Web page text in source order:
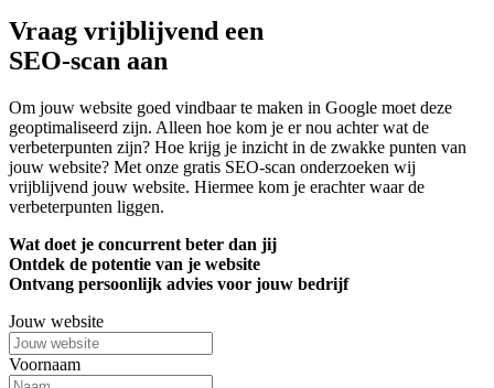
Vraag vrijblijvend een
SEO-scan aan
Om jouw website goed vindbaar te maken in Google moet deze
geoptimaliseerd zijn. Alleen hoe kom je er nou achter wat de
verbeterpunten zijn? Hoe krijg je inzicht in de zwakke punten van
jouw website? Met onze gratis SEO-scan onderzoeken wij
vrijblijvend jouw website. Hiermee kom je erachter waar de
verbeterpunten liggen.
Wat doet je concurrent beter dan jij
Ontdek de potentie van je website
Ontvang persoonlijk advies voor jouw bedrijf
Jouw website
Voornaam